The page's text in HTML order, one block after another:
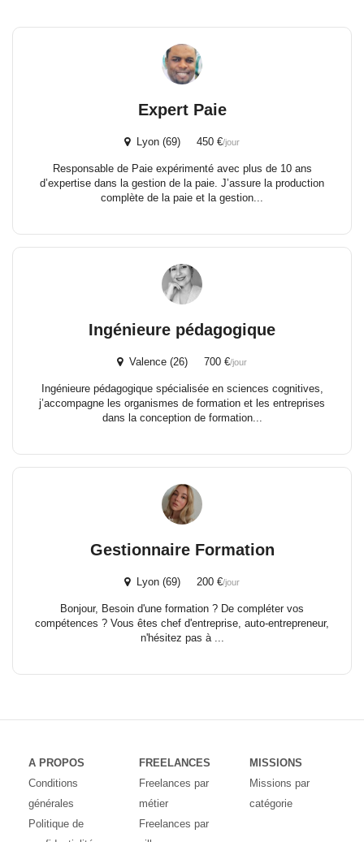
Expert Paie
Lyon (69) 450 €/jour
Responsable de Paie expérimenté avec plus de 10 ans
d’expertise dans la gestion de la paie. J’assure la production
complète de la paie et la gestion...
Ingénieure pédagogique
Valence (26) 700 €/jour
Ingénieure pédagogique spécialisée en sciences cognitives,
j’accompagne les organismes de formation et les entreprises
dans la conception de formation...
Gestionnaire Formation
Lyon (69) 200 €/jour
Bonjour, Besoin d'une formation ? De compléter vos
compétences ? Vous êtes chef d'entreprise, auto-entrepreneur,
n'hésitez pas à ...
A PROPOS
Conditions
générales
Politique de
FREELANCES
Freelances par
métier
Freelances par
MISSIONS
Missions par
catégorie